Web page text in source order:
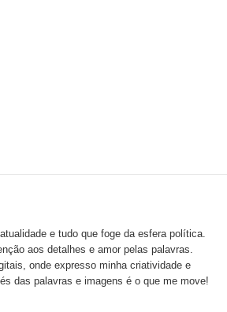
e tudo que foge da esfera política.
aos detalhes e amor pelas palavras.
onde expresso minha criatividade e
das palavras e imagens é o que me move!